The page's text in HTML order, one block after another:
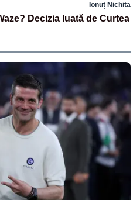
Ionuț Nichita
Decizia luată de Curtea